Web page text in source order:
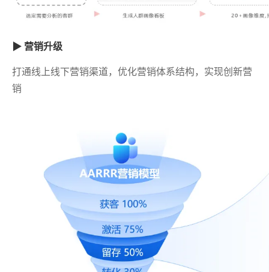
▶ 营销升级
打通线上线下营销渠道，优化营销体系结构，实现创新营
销